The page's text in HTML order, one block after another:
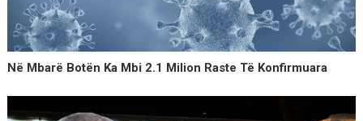
Në Mbarë Botën Ka Mbi 2.1 Milion Raste Të Konfirmuara